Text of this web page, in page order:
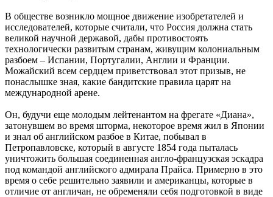
В обществе возникло мощное движение изобретателей и
исследователей, которые считали, что Россия должна стать
великой научной державой, дабы противостоять
технологически развитым странам, живущим колониальным
разбоем – Испании, Португалии, Англии и Франции.
Можайский всем сердцем приветствовал этот призыв, не
понаслышке зная, какие бандитские правила царят на
международной арене.
Он, будучи еще молодым лейтенантом на фрегате «Диана»,
затонувшем во время шторма, некоторое время жил в Японии
и знал об английском разбое в Китае, побывал в
Петропавловске, который в августе 1854 года пыталась
уничтожить большая соединенная англо-французская эскадра
под командой английского адмирала Прайса. Примерно в это
время о себе решительно заявили и американцы, которые в
отличие от англичан, не обременяли себя подготовкой в виде